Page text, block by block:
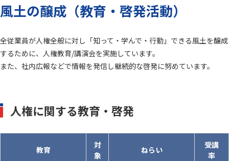
風土の醸成（教育・啓発活動）
全従業員が人権全般に対し「知って・学んで・行動」できる風土を醸成
するために、人権教育/講演会を実施しています。
また、社内広報などで情報を発信し継続的な啓発に努めています。
人権に関する教育・啓発
教育
対
象
ねらい
受講
率